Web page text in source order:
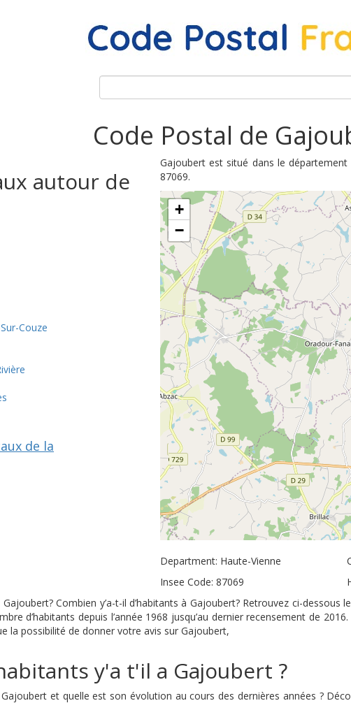
Code Postal de
autour de
Couze
de la
Gajoubert est situé dans le
87069.
+
−
Department: Haute-Vienne
Insee Code: 87069
Combien y’a-t-il d’habitants à Gajoubert? Retrouvez ci-
d’habitants depuis l’année 1968 jusqu’au dernier recensement de
la possibilité de donner votre avis sur Gajoubert,
y'a t'il a Gajoubert ?
et quelle est son évolution au cours des dernières années ?